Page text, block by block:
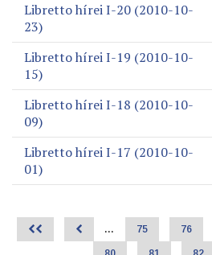
Libretto hírei I-20 (2010-10-
23)
Libretto hírei I-19 (2010-10-
15)
Libretto hírei I-18 (2010-10-
09)
Libretto hírei I-17 (2010-10-
01)
Oldalszámozás
<< < … Page
75 Page
76